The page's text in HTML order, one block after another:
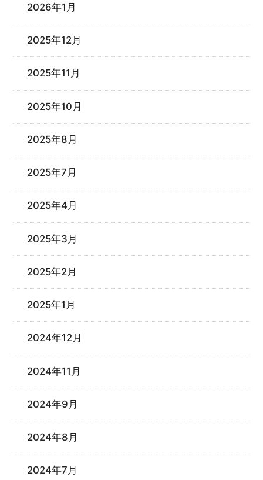
2026年1月
2025年12月
2025年11月
2025年10月
2025年8月
2025年7月
2025年4月
2025年3月
2025年2月
2025年1月
2024年12月
2024年11月
2024年9月
2024年8月
2024年7月